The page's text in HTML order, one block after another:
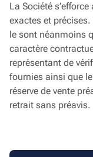
La Société
exactes et
le sont néanmoins
caractère
représentant de
fournies ainsi que
réserve de vente
retrait sans préavis.